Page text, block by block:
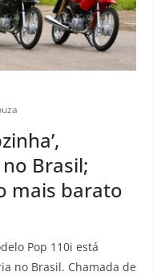
Brasil;
mais barato
Pop 110i está
no Brasil. Chamada de